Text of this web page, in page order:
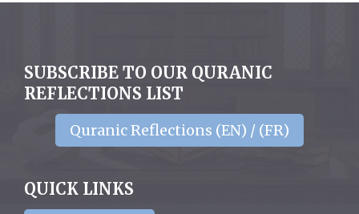
SUBSCRIBE TO OUR QURANIC
REFLECTIONS LIST
Quranic Reflections (EN) / (FR)
QUICK LINKS